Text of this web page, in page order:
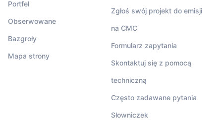
Portfel
Obserwowane
Bazgroły
Mapa strony
Zgłoś swój projekt do emisji
na CMC
Formularz zapytania
Skontaktuj się z pomocą
techniczną
Często zadawane pytania
Słowniczek